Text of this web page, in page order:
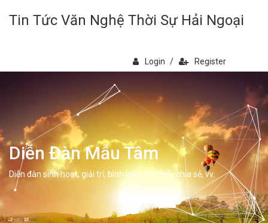
Tin Tức Văn Nghệ Thời Sự Hải Ngoại
Login / Register
Diễn Đàn Mẫu Tâm
Diễn đàn sinh hoạt, giải trí, bình luân, học hỏi, chia sẻ, vv.